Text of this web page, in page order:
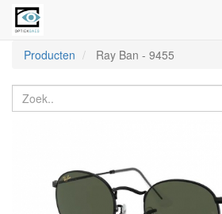
Producten
Ray Ban - 9455